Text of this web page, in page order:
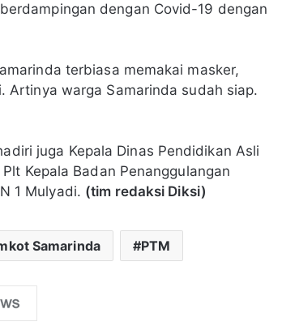
dengan Covid-19 dengan
terbiasa memakai masker,
warga Samarinda sudah siap.
juga Kepala Dinas Pendidikan Asli
Kepala Badan Penanggulangan
1 Mulyadi. (tim redaksi Diksi)
Samarinda PTM